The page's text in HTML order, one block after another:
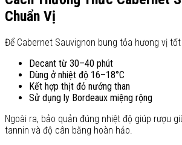
Chuẩn Vị
Để Cabernet Sauvignon bung tỏa hương vị
Decant từ 30–40 phút
Dùng ở nhiệt độ 16–18°C
Kết hợp thịt đỏ nướng than
Sử dụng ly Bordeaux miệng rộng
Ngoài ra, bảo quản đúng nhiệt độ giúp rượu
tannin và độ cân bằng hoàn hảo.